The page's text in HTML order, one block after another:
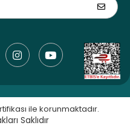
ile korunmaktadır.
Saklıdır